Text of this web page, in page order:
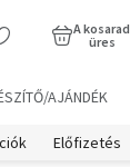
A kosarad
üres
AJÁNDÉK
Előfizetés